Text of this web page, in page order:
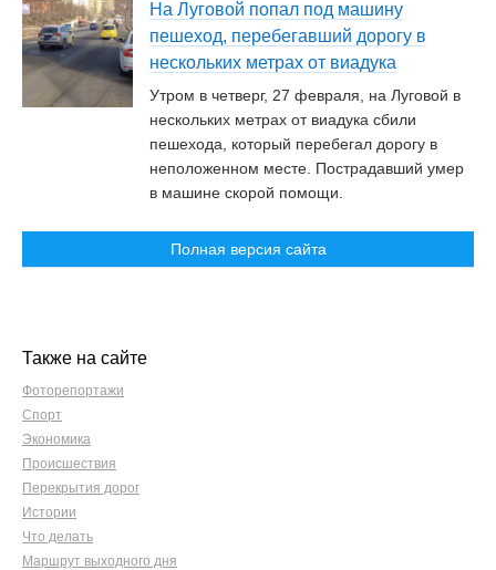
На Луговой попал под машину
пешеход, перебегавший дорогу в
нескольких метрах от виадука
Утром в четверг, 27 февраля, на Луговой в
нескольких метрах от виадука сбили
пешехода, который перебегал дорогу в
неположенном месте. Пострадавший умер
в машине скорой помощи.
Полная версия сайта
Также на сайте
Фоторепортажи
Спорт
Экономика
Происшествия
Перекрытия дорог
Истории
Что делать
Маршрут выходного дня